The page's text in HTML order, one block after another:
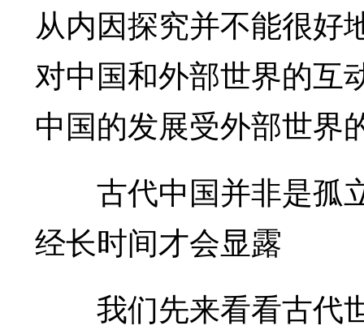
从内因探究并不能很好
对中国和外部世界的互
中国的发展受外部世界
古代中国并非是孤
经长时间才会显露
我们先来看看古代